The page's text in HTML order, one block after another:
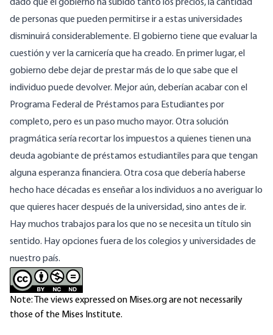
dado que el gobierno ha subido tanto los precios, la cantidad
de personas que pueden permitirse ir a estas universidades
disminuirá considerablemente. El gobierno tiene que evaluar la
cuestión y ver la carnicería que ha creado. En primer lugar, el
gobierno debe dejar de prestar más de lo que sabe que el
individuo puede devolver. Mejor aún, deberían acabar con el
Programa Federal de Préstamos para Estudiantes por
completo, pero es un paso mucho mayor. Otra solución
pragmática sería recortar los impuestos a quienes tienen una
deuda agobiante de préstamos estudiantiles para que tengan
alguna esperanza financiera. Otra cosa que debería haberse
hecho hace décadas es enseñar a los individuos a no averiguar lo
que quieres hacer después de la universidad, sino antes de ir.
Hay muchos trabajos para los que no se necesita un título sin
sentido. Hay opciones fuera de los colegios y universidades de
nuestro país.
Note: The views expressed on Mises.org are not necessarily
those of the Mises Institute.